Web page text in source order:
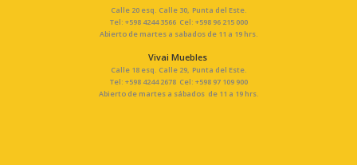
Calle 20 esq. Calle 30, Punta del Este.
Tel: +598 4244 3566 Cel: +598 96 215 000
Abierto de martes a sabados de 11 a 19 hrs.
Vivai Muebles
Calle 18 esq. Calle 29, Punta del Este.
Tel: +598 4244 2678 Cel: +598 97 109 900
Abierto de martes a sábados de 11 a 19 hrs.